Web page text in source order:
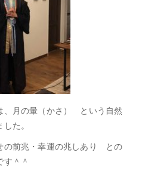
、月の暈（かさ） という自然
た。
の前兆・幸運の兆しあり との
す＾＾